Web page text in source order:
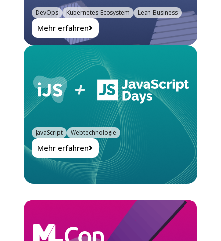
Mehr erfahren
DevOps Kubernetes Ecosystem Lean Business
Mehr erfahren
JavaScript Webtechnologie